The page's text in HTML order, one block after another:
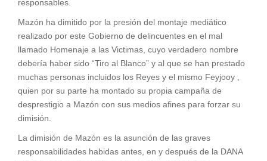
responsables.
Mazón ha dimitido por la presión del montaje mediático
realizado por este Gobierno de delincuentes en el mal
llamado Homenaje a las Victimas, cuyo verdadero nombre
debería haber sido “Tiro al Blanco” y al que se han prestado
muchas personas incluidos los Reyes y el mismo Feyjooy ,
quien por su parte ha montado su propia campaña de
desprestigio a Mazón con sus medios afines para forzar su
dimisión.
La dimisión de Mazón es la asunción de las graves
responsabilidades habidas antes, en y después de la DANA